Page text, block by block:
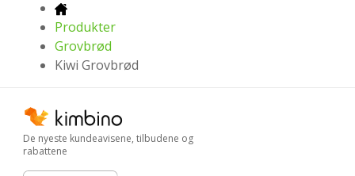
Produkter
Grovbrød
Kiwi Grovbrød
De nyeste kundeavisene, tilbudene og
rabattene